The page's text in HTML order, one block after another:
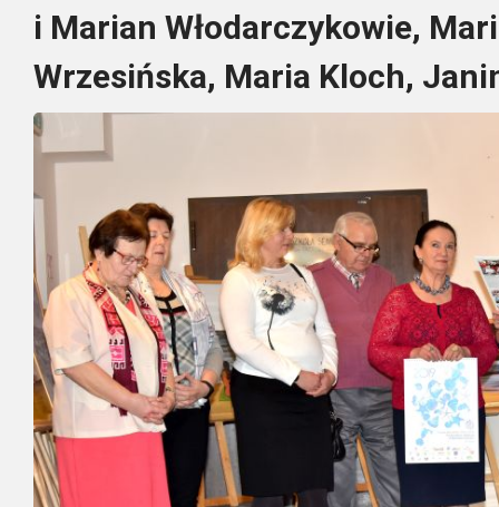
i Marian Włodarczykowie,
Wrzesińska, Maria Kloch,